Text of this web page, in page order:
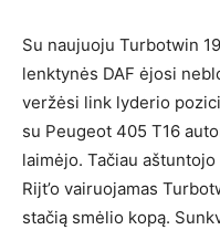
Su naujuoju Turbotwin
lenktynės DAF ėjosi
veržėsi link lyderio
su Peugeot 405 T16
laimėjo. Tačiau
Rijt’o vairuojamas
stačią smėlio kopą.